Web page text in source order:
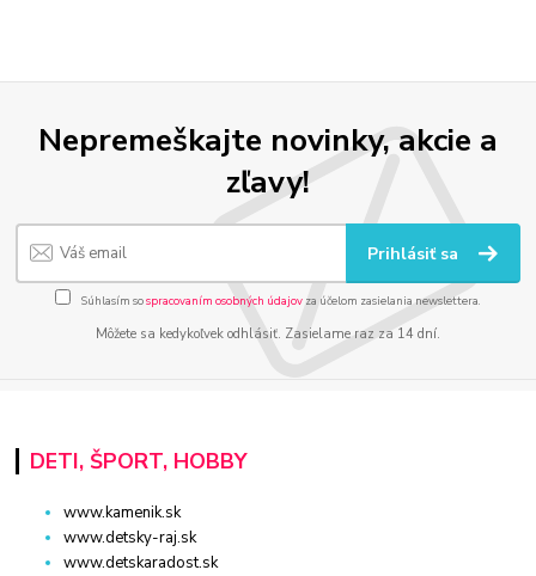
Nepremeškajte novinky, akcie a
zľavy!
Prihlásiť sa
Súhlasím sospracovaním osobných údajov za účelom zasielania newslettera.
Môžete sa kedykoľvek odhlásiť. Zasielame raz za 14 dní.
DETI, ŠPORT, HOBBY
www.kamenik.sk
www.detsky-raj.sk
www.detskaradost.sk